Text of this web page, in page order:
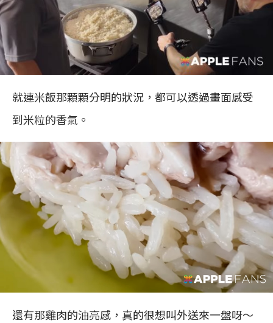
就連米飯那顆顆分明的狀況，都可以透過畫面感受
到米粒的香氣。
還有那雞肉的油亮感，真的很想叫外送來一盤呀～